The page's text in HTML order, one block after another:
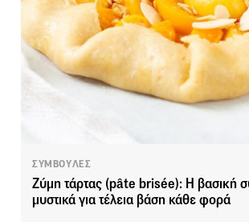
ΣΥΜΒΟΥΛΕΣ
Ζύμη τάρτας (pâte brisée): Η βασική
μυστικά για τέλεια βάση κάθε φορά